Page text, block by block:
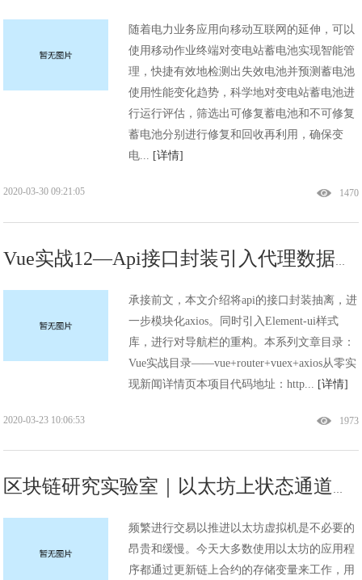
随着电力业务应用向移动互联网的延伸，可以
使用移动作业终端对变电站蓄电池实现智能管
理，快捷有效地检测出失效电池并预测蓄电池
使用性能变化趋势，科学地对变电站蓄电池进
行运行评估，筛选出可修复蓄电池和不可修复
蓄电池分别进行修复和回收再利用，确保变
电... [详情]
1470
2020-03-30 09:21:05
承接前文，本文介绍将api的接口封装抽离，进
一步模块化axios。同时引入Element-ui样式
库，进行对导航栏的重构。本系列文章目录：
Vue实战目录——vue+router+vuex+axios从零实
现新闻详情页本项目代码地址：http... [详情]
1973
2020-03-23 10:06:53
频繁进行交易以推进以太坊虚拟机是不必要的
昂贵和缓慢。今天大多数使用以太坊的应用程
序都通过更新链上合约的存储变量来工作，用